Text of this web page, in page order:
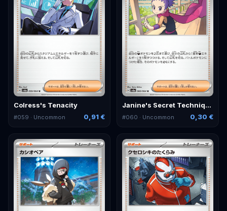
Colress's Tenacity
#059 · Uncommon 0,91 €
Janine's Secret Technique
#060 · Uncommon 0,30 €